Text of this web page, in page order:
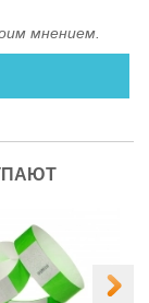
мнением.